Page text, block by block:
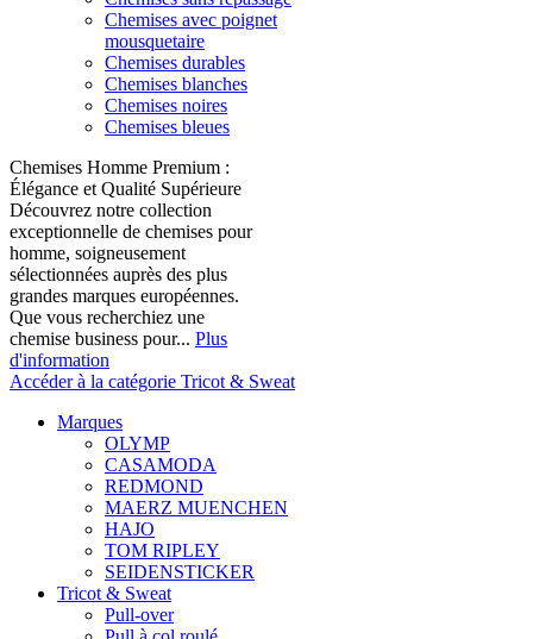
Chemises avec poignet
mousquetaire
Chemises durables
Chemises blanches
Chemises noires
Chemises bleues
Chemises Homme Premium :
Élégance et Qualité Supérieure
Découvrez notre collection
exceptionnelle de chemises pour
homme, soigneusement
sélectionnées auprès des plus
grandes marques européennes.
Que vous recherchiez une
chemise business pour... Plus
d'information
Accéder à la catégorie Tricot & Sweat
Marques
OLYMP
CASAMODA
REDMOND
MAERZ MUENCHEN
HAJO
TOM RIPLEY
SEIDENSTICKER
Tricot & Sweat
Pull-over